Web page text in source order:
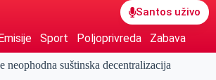
Santos uživo
Sport Poljoprivreda Zabava
neophodna suštinska decentralizacija